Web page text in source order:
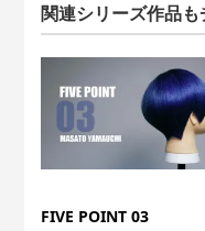
関連シリーズ作品も
FIVE POINT 03